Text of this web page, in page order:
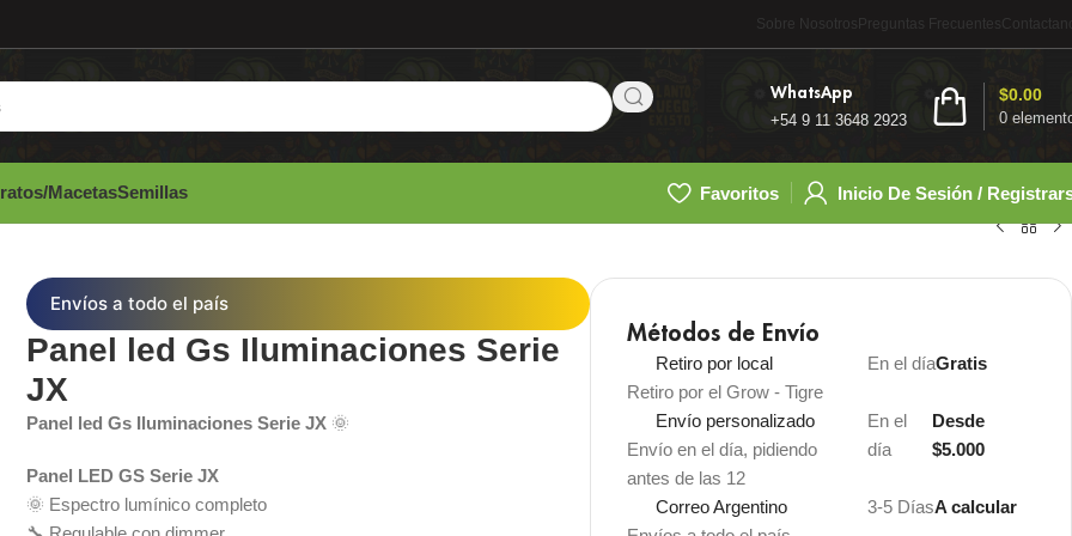
Sobre Nosotros Preguntas Frecuentes
WhatsApp
+54 9 11 3648 2923 0
$0.00
MacetasSemillas Favoritos
Inicio De Sesión /
Envíos a todo el país
Panel led Gs Iluminaciones Serie
JX
Panel led Gs Iluminaciones Serie JX 🌞
Panel LED GS Serie JX
🌞 Espectro lumínico completo
Métodos de Envío
Retiro por local
Retiro por el Grow - Tigre
En el díaGratis
Envío personalizado
Envío en el día, pidiendo
antes de las 12
En el
día
Desde
$5.000
Correo Argentino
3-5 DíasA calcular